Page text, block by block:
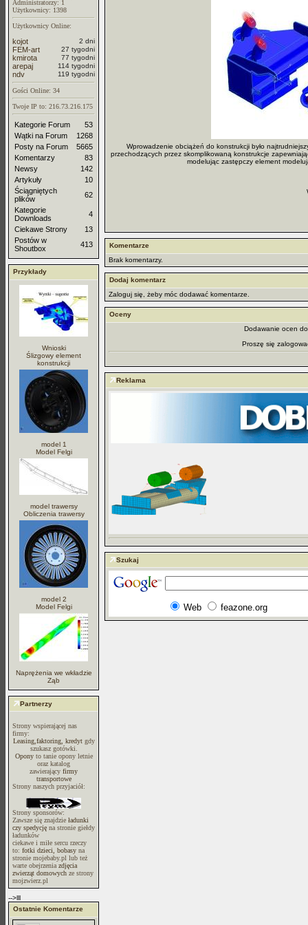
Administratorzy: 1
Użytkownicy: 1398
Użytkownicy Online:
kojot 2 dni
FEM-art 27 tygodni
kmirota 77 tygodni
arepaj 114 tygodni
ndv 119 tygodni
Gości Online: 34
Twoje IP to: 216.73.216.175
Kategorie Forum
53
Wątki na Forum
1268
Posty na Forum
5665
Komentarzy
83
Newsy
142
Artykuły
10
Ściągniętych
plików
62
Kategorie
Downloads
4
Ciekawe Strony
13
Postów w
Shoutbox
413
Przykłady
Wnioski
Ślizgowy element
konstrukcji
model 1
Model Felgi
model trawersy
Obliczenia trawersy
model 2
Model Felgi
Naprężenia we wkładzie
Ząb
Partnerzy
Strony wspierającej nas
firmy:
Leasing,faktoring, kredytgdy
szukasz gotówki.
Oponyto tanie opony letnie
oraz katalog
zawierający firmy
transportowe
Strony naszych przyjaciół:
Strony sponsorów:
Zawsze się znajdzie ładunki
czy spedycję na stronie giełdy
ładunków
ciekawe i miłe sercu rzeczy
to: fotki dzieci, bobasy na
stronie mojebaby.pl lub też
warte obejrzenia zdjęcia
zwierząt domowych ze strony
mojzwierz.pl
-->lll
Ostatnie Komentarze
Wprowadzenie obciążeń do konstrukcji było
przechodzących przez skomplikowaną konstrukcje
modelując zastępczy element
Komentarze
Brak komentarzy.
Dodaj komentarz
Zaloguj się, żeby móc dodawać komentarze.
Oceny
Dodawanie ocen
Proszę się
Reklama
Szukaj
Web feazone.org